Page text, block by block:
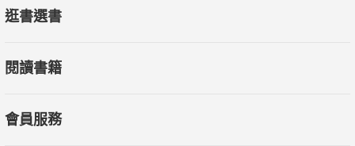
逛書選書
閱讀書籍
會員服務